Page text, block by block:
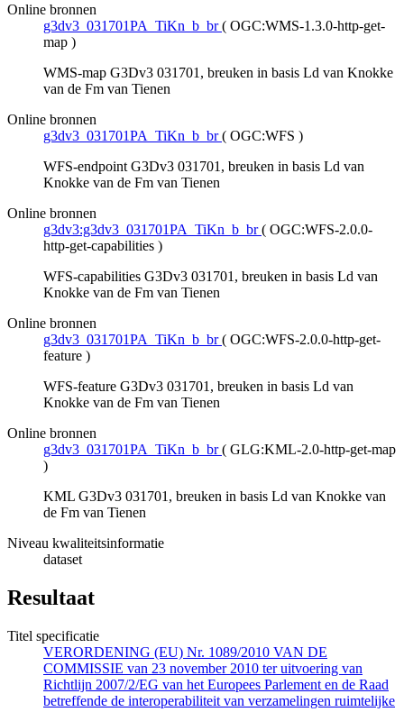
Online bronnen
g3dv3_031701PA_TiKn_b_br ( OGC:WMS-1.3.0-http-get-
map )
WMS-map G3Dv3 031701, breuken in basis Ld van Knokke
van de Fm van Tienen
Online bronnen
g3dv3_031701PA_TiKn_b_br ( OGC:WFS )
WFS-endpoint G3Dv3 031701, breuken in basis Ld van
Knokke van de Fm van Tienen
Online bronnen
g3dv3:g3dv3_031701PA_TiKn_b_br ( OGC:WFS-2.0.0-
http-get-capabilities )
WFS-capabilities G3Dv3 031701, breuken in basis Ld van
Knokke van de Fm van Tienen
Online bronnen
g3dv3_031701PA_TiKn_b_br ( OGC:WFS-2.0.0-http-get-
feature )
WFS-feature G3Dv3 031701, breuken in basis Ld van
Knokke van de Fm van Tienen
Online bronnen
g3dv3_031701PA_TiKn_b_br ( GLG:KML-2.0-http-get-map
)
KML G3Dv3 031701, breuken in basis Ld van Knokke van
de Fm van Tienen
Niveau kwaliteitsinformatie
dataset
Resultaat
Titel specificatie
VERORDENING (EU) Nr. 1089/2010 VAN DE
COMMISSIE van 23 november 2010 ter uitvoering van
Richtlijn 2007/2/EG van het Europees Parlement en de Raad
betreffende de interoperabiliteit van verzamelingen ruimtelijke